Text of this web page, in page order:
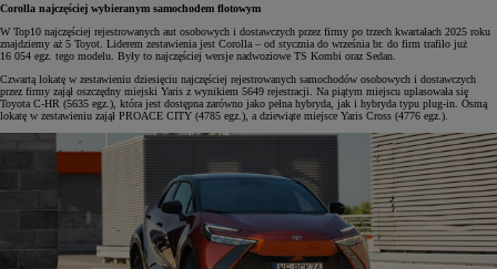
Corolla najczęściej wybieranym samochodem flotowym
W Top10 najczęściej rejestrowanych aut osobowych i dostawczych przez firmy po trzech kwartałach 2025 roku
znajdziemy aż 5 Toyot. Liderem zestawienia jest Corolla – od stycznia do września br. do firm trafiło już
16 054 egz. tego modelu. Były to najczęściej wersje nadwoziowe TS Kombi oraz Sedan.
Czwartą lokatę w zestawieniu dziesięciu najczęściej rejestrowanych samochodów osobowych i dostawczych
przez firmy zajął oszczędny miejski Yaris z wynikiem 5649 rejestracji. Na piątym miejscu uplasowała się
Toyota C-HR (5635 egz.), która jest dostępna zarówno jako pełna hybryda, jak i hybryda typu plug-in. Ósmą
lokatę w zestawieniu zajął PROACE CITY (4785 egz.), a dziewiąte miejsce Yaris Cross (4776 egz.).